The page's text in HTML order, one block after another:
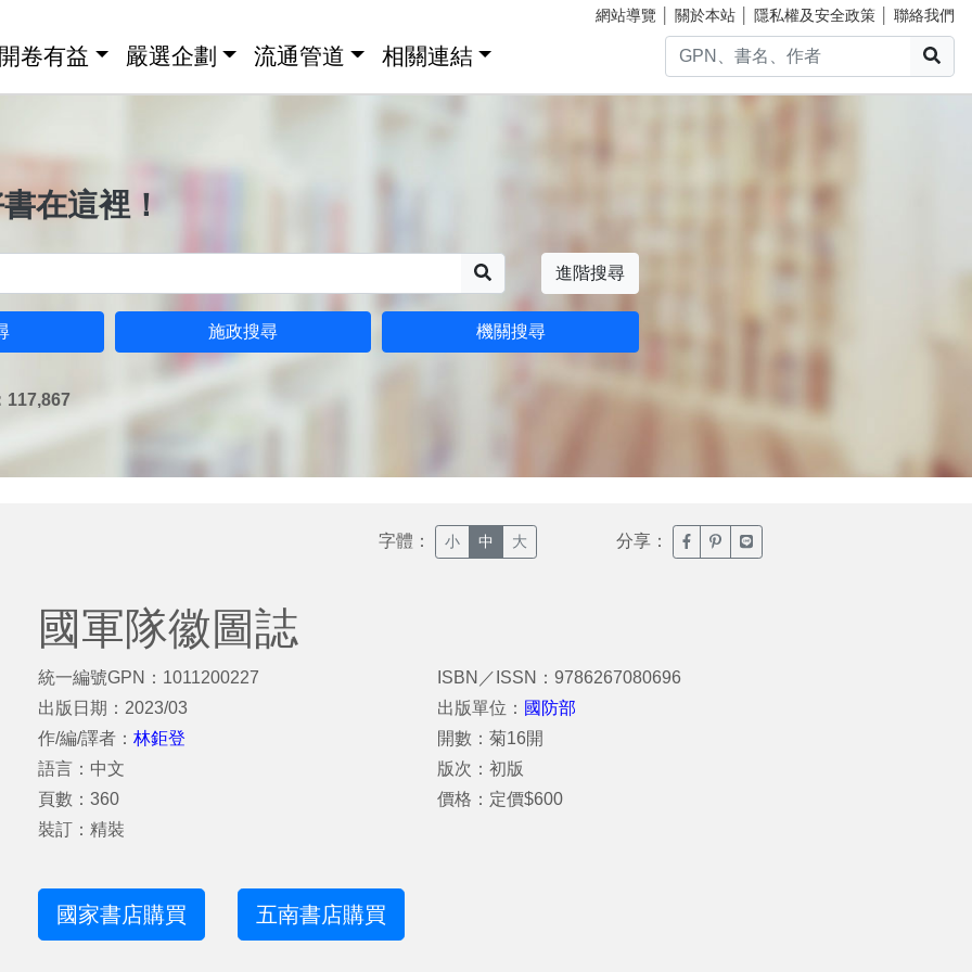
網站導覽 關於本站 隱私權及安全政策 聯絡我們
卷有益 嚴選企劃 流通管道 相關連結
在這裡！
進階搜尋
施政搜尋 機關搜尋
117,867
字體： 小 中 大 分享： 臉書分享(另開新視窗)
噗浪分享(另開新視窗)
Line分享(另開新視窗)
國軍隊徽圖誌
統一編號GPN：1011200227
出版日期：2023/03
作/編/譯者： 林鉅登
語言：中文
頁數：360
裝訂：精裝
ISBN／ISSN：9786267080696
出版單位： 國防部
開數：菊16開
版次：初版
價格：定價$600
國家書店購買 五南書店購買